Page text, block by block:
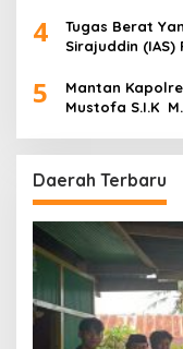
4
Tugas Berat
Sirajuddin (IAS)
5
Mantan
Mustofa S.I.K
Daerah Terbaru